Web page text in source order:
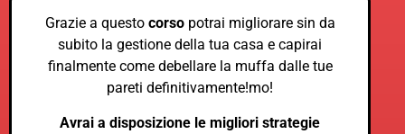
Grazie a questo corsopotrai migliorare sin da
subito la gestione della tua casa e capirai
finalmente come debellare la muffa dalle tue
pareti definitivamente!mo!
Avrai a disposizione le migliori strategie